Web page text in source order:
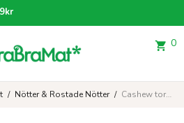
0
/ Nötter & Rostade Nötter / Cashew torrostad o saltad200 g EKO